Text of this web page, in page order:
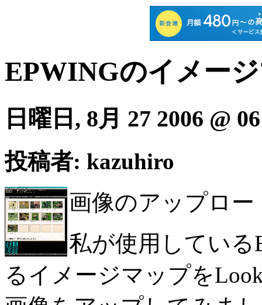
EPWINGのイメー
日曜日, 8月 27 2006 @
投稿者: kazuhiro
画像のアップロ
私が使用している
るイメージマップを